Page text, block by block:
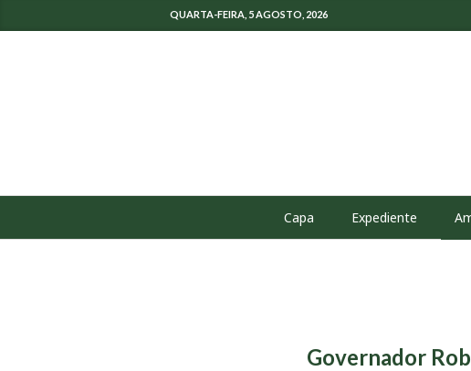
QUARTA-FEIRA, 5 AGOSTO, 2026
Capa Expediente
Governador